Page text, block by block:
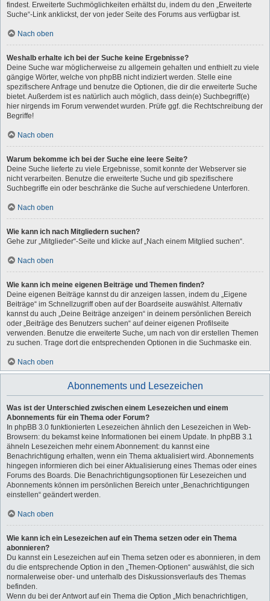
findest. Erweiterte Suchmöglichkeiten erhältst du, indem du den „Erweiterte
Suche“-Link anklickst, der von jeder Seite des Forums aus verfügbar ist.
Nach oben
Weshalb erhalte ich bei der Suche keine Ergebnisse?
Deine Suche war möglicherweise zu allgemein gehalten und enthielt zu viele
gängige Wörter, welche von phpBB nicht indiziert werden. Stelle eine
spezifischere Anfrage und benutze die Optionen, die dir die erweiterte Suche
bietet. Außerdem ist es natürlich auch möglich, dass dein(e) Suchbegriff(e)
hier nirgends im Forum verwendet wurden. Prüfe ggf. die Rechtschreibung der
Begriffe!
Nach oben
Warum bekomme ich bei der Suche eine leere Seite?
Deine Suche lieferte zu viele Ergebnisse, somit konnte der Webserver sie
nicht verarbeiten. Benutze die erweiterte Suche und gib spezifischere
Suchbegriffe ein oder beschränke die Suche auf verschiedene Unterforen.
Nach oben
Wie kann ich nach Mitgliedern suchen?
Gehe zur „Mitglieder“-Seite und klicke auf „Nach einem Mitglied suchen“.
Nach oben
Wie kann ich meine eigenen Beiträge und Themen finden?
Deine eigenen Beiträge kannst du dir anzeigen lassen, indem du „Eigene
Beiträge“ im Schnellzugriff oben auf der Boardseite auswählst. Alternativ
kannst du auch „Deine Beiträge anzeigen“ in deinem persönlichen Bereich
oder „Beiträge des Benutzers suchen“ auf deiner eigenen Profilseite
verwenden. Benutze die erweiterte Suche, um nach von dir erstellen Themen
zu suchen. Trage dort die entsprechenden Optionen in die Suchmaske ein.
Nach oben
Abonnements und Lesezeichen
Was ist der Unterschied zwischen einem Lesezeichen und einem
Abonnements für ein Thema oder Forum?
In phpBB 3.0 funktionierten Lesezeichen ähnlich den Lesezeichen in Web-
Browsern: du bekamst keine Informationen bei einem Update. In phpBB 3.1
ähneln Lesezeichen mehr einem Abonnement: du kannst eine
Benachrichtigung erhalten, wenn ein Thema aktualisiert wird. Abonnements
hingegen informieren dich bei einer Aktualisierung eines Themas oder eines
Forums des Boards. Die Benachrichtigungsoptionen für Lesezeichen und
Abonnements können im persönlichen Bereich unter „Benachrichtigungen
einstellen“ geändert werden.
Nach oben
Wie kann ich ein Lesezeichen auf ein Thema setzen oder ein Thema
abonnieren?
Du kannst ein Lesezeichen auf ein Thema setzen oder es abonnieren, in dem
du die entsprechende Option in den „Themen-Optionen“ auswählst, die sich
normalerweise ober- und unterhalb des Diskussionsverlaufs des Themas
befinden.
Wenn du bei der Antwort auf ein Thema die Option „Mich benachrichtigen,